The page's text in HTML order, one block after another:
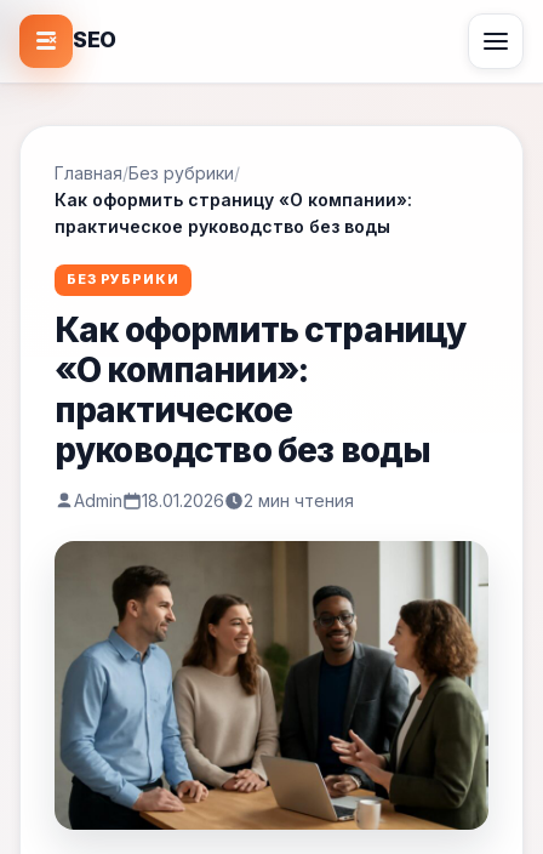
SEO
Главная/Без рубрики/
Как оформить страницу «О компании»:
практическое руководство без воды
БЕЗ РУБРИКИ
Как оформить страницу
«О компании»:
практическое
руководство без воды
Admin 18.01.2026 2 мин чтения